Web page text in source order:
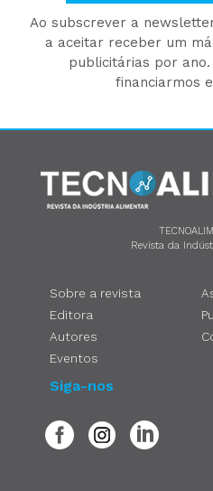
Ao subscrever a
a aceitar receber um
publicitárias por
financiarmos
Revista da
Sobre a revista
Editora
Autores
Eventos
Siga-nos